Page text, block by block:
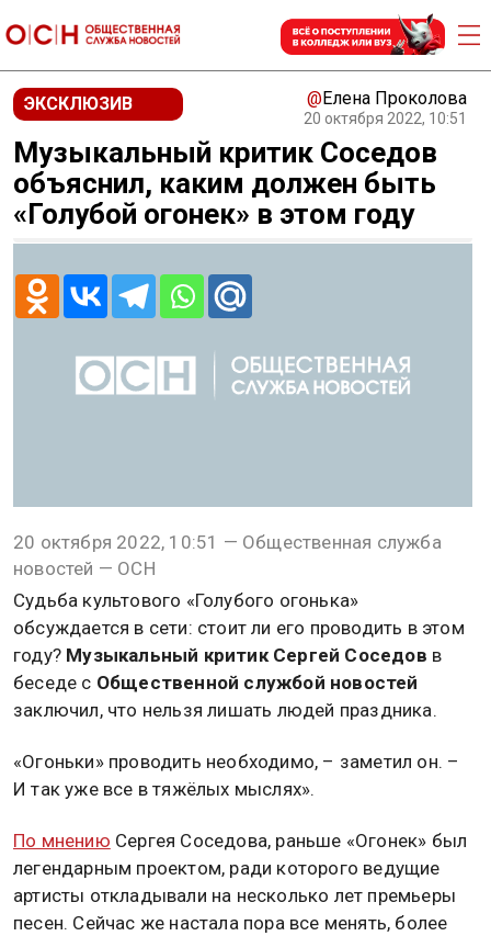
ЭКСКЛЮЗИВ @Елена Проколова
20 октября 2022, 10:51
Музыкальный критик Соседов
объяснил, каким должен быть
«Голубой огонек» в этом году
20 октября 2022, 10:51 — Общественная служба
новостей — ОСН
Судьба культового «Голубого огонька»
обсуждается в сети: стоит ли его проводить в этом
году? Музыкальный критик Сергей Соседов в
беседе с Общественной службой новостей
заключил, что нельзя лишать людей праздника.
«Огоньки» проводить необходимо, – заметил он. –
И так уже все в тяжёлых мыслях».
По мнению Сергея Соседова, раньше «Огонек» был
легендарным проектом, ради которого ведущие
артисты откладывали на несколько лет премьеры
песен. Сейчас же настала пора все менять, более